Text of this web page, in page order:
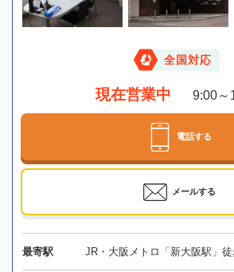
全国対応
現在営業中 9:00～
電話する
メールする
最寄駅 JR・大阪メトロ「新大阪駅」徒